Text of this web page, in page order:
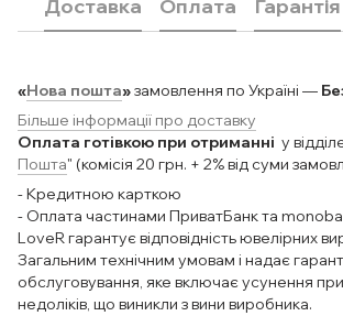
Доставка Оплата Гарантія
«Нова пошта»замовлення по Україні —
Більше інформації про доставку
Оплата готівкою при отриманні у
Пошта" (комісія 20 грн. + 2% від суми
- Кредитною карткою
- Оплата частинами ПриватБанк та
LoveR гарантує відповідність ювелірних
Загальним технічним умовам і надає
обслуговування, яке включає усунення
недоліків, що виникли з вини виробника.